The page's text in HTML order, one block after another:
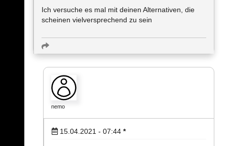
Ich versuche es mal mit deinen Alternativen, die
scheinen vielversprechend zu sein
nemo
15.04.2021 - 07:44 *